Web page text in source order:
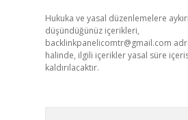
Hukuka ve yasal düzenlemelere
düşündüğünüz içerikleri,
backlinkpanelicomtr@gmail.com
halinde, ilgili içerikler yasal süre
kaldırılacaktır.